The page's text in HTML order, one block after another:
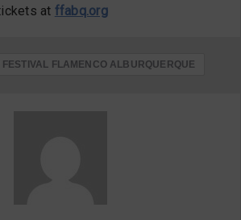
at ffabq.org
FESTIVAL FLAMENCO ALBURQUERQUE